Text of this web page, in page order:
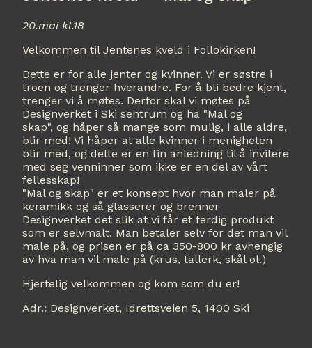
20.mai kl.18
Velkommen til Jentenes kveld i Follokirken!
Dette er for alle jenter og kvinner. Vi er søstre i
troen og trenger hverandre. For å bli bedre kjent,
trenger vi å møtes. Derfor skal vi møtes på
Designverket i Ski sentrum og ha "Mal og
skap", og håper så mange som mulig, i alle aldre,
blir med! Vi håper at alle kvinner i menigheten
blir med, og dette er en fin anledning til å invitere
med seg venninner som ikke er en del av vårt
fellesskap!
"Mal og skap" er et konsept hvor man maler på
keramikk og så glasserer og brenner
Designverket det slik at vi får et ferdig produkt
som er selvmalt. Man betaler selv for det man vil
male på, og prisen er på ca 350-800 kr avhengig
av hva man vil male på (krus, tallerk, skål ol.)
Hjertelig velkommen og kom som du er!
Adr.: Designverket, Idrettsveien 5, 1400 Ski